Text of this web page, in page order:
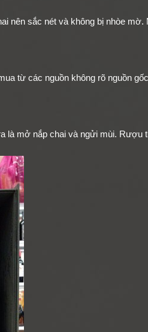
nên sắc nét và không bị nhòe mờ.
từ các nguồn không rõ nguồn gốc
là mở nắp chai và ngửi mùi. Rượu